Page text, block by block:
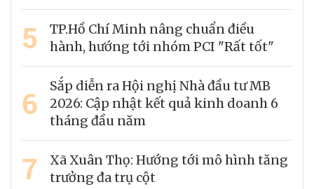
5
TP.Hồ Chí Minh nâng chuẩn điều
hành, hướng tới nhóm PCI "Rất tốt"
6
Sắp diễn ra Hội nghị Nhà đầu tư MB
2026: Cập nhật kết quả kinh doanh 6
tháng đầu năm
7
Xã Xuân Thọ: Hướng tới mô hình tăng
trưởng đa trụ cột